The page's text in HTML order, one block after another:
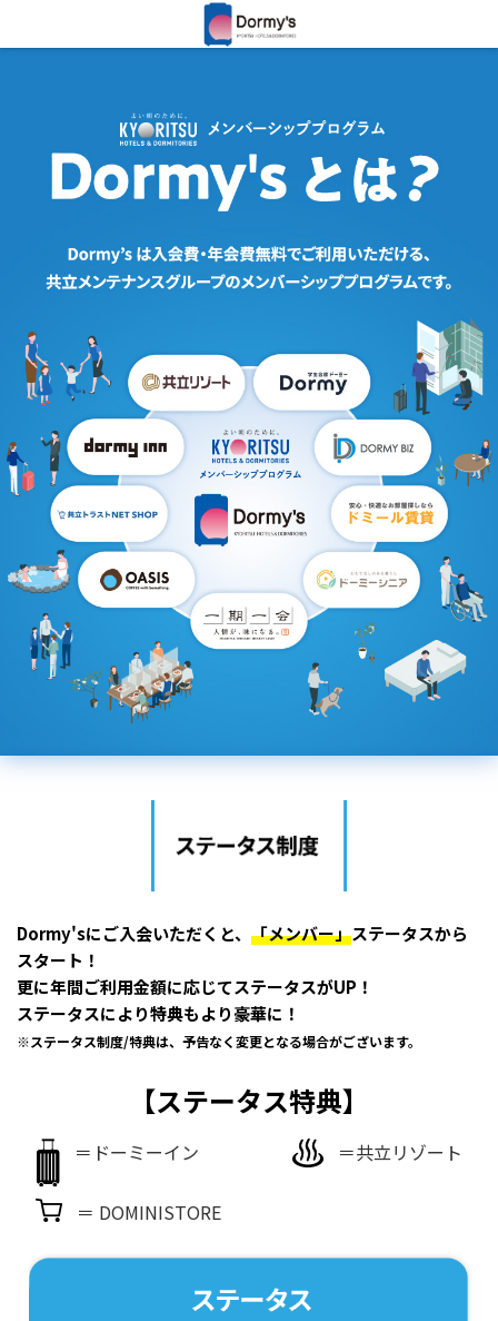
Dormy'sにご入会いただくと、 「メンバー」ステータスから
スタート！
更に年間ご利用金額に応じてステータスがUP！
ステータスにより特典もより豪華に！
※ステータス制度/特典は、予告なく変更となる場合がございます。
【ステータス特典】
＝ドーミーイン ＝共立リゾート
＝ DOMINISTORE